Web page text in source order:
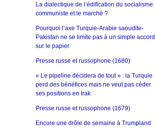
La dialectique de l’édification du socialisme
communiste et le marché ?
Pourquoi l’axe Turquie-Arabie saoudite-
Pakistan ne se limite pas à un simple accord
sur le papier
Presse russe et russophone (1680)
« Le pipeline décidera de tout » : la Turquie
perd des bénéfices mais ne veut pas céder
ses positions en Irak
Presse russe et russophone (1679)
Encore une drôle de semaine à Trumpland